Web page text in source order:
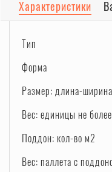
Характеристики
Тип
Форма
Размер: длина-
Вес: единицы не
Поддон: кол-во м2
Вес: паллета с